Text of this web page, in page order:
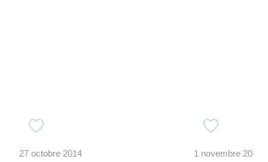
27 octobre 2014 1 novembre 2023